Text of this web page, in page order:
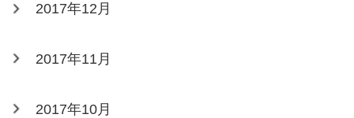
2017年12月
2017年11月
2017年10月